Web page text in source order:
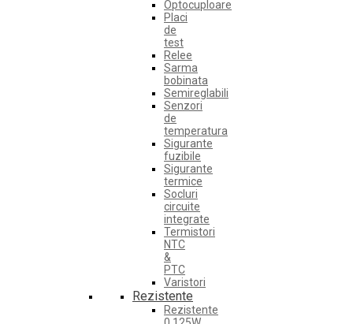
Optocuploare
Placi
de
test
Relee
Sarma
bobinata
Semireglabili
Senzori
de
temperatura
Sigurante
fuzibile
Sigurante
termice
Socluri
circuite
integrate
Termistori
NTC
&
PTC
Varistori
Rezistente
Rezistente